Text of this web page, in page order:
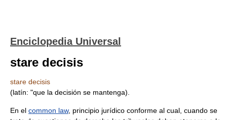
Enciclopedia Universal
stare decisis
stare decisis
(latín: "que la decisión se mantenga).
En el common law, principio jurídico conforme al cual, cuando se